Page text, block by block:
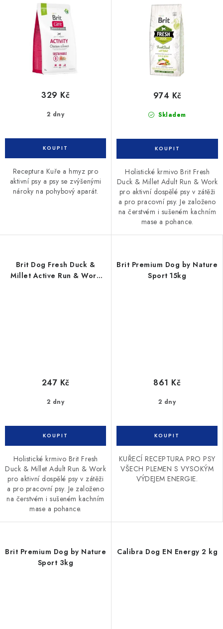
2 dny
329 Kč
Receptura Kuře a hmyz pro
aktivní psy a psy se zvýšenými
nároky na pohybový aparát.
Skladem
974 Kč
Holistické krmivo Brit Fresh
Duck & Millet Adult Run & Work
pro aktivní dospělé psy v zátěži
a pro pracovní psy. Je založeno
na čerstvém i sušeném kachním
mase a pohance.
Brit Dog Fresh Duck &
Millet Active Run & Work
2 dny
247 Kč
Holistické krmivo Brit Fresh
Duck & Millet Adult Run & Work
pro aktivní dospělé psy v zátěži
a pro pracovní psy. Je založeno
na čerstvém i sušeném kachním
mase a pohance.
Brit Premium Dog by Nature
Sport 15kg
2 dny
861 Kč
KUŘECÍ RECEPTURA PRO PSY
VŠECH PLEMEN S VYSOKÝM
VÝDEJEM ENERGIE.
Brit Premium Dog by Nature
Sport 3kg
Calibra Dog EN Energy 2 kg